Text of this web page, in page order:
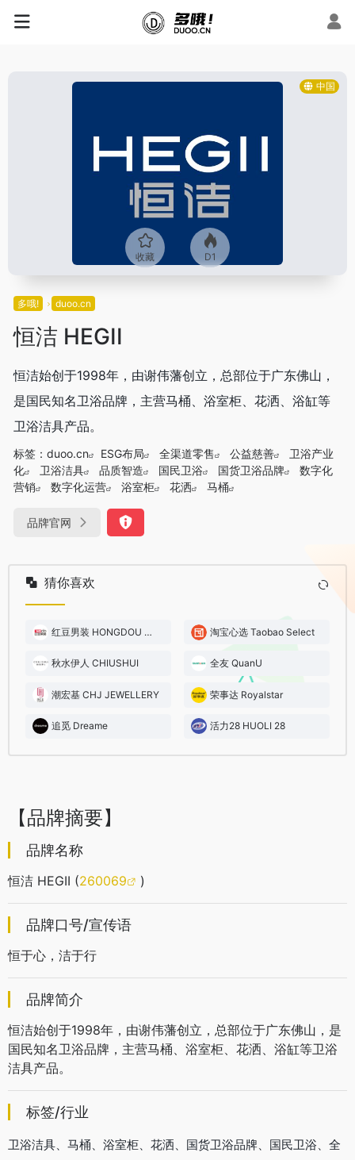
中国
收藏 D1
多哦! duoo.cn
恒洁 HEGII
恒洁始创于1998年，由谢伟藩创立，总部位于广东佛山，
是国民知名卫浴品牌，主营马桶、浴室柜、花洒、浴缸等
卫浴洁具产品。
标签： duoo.cn ESG布局 全渠道零售 公益慈善
卫浴产业
化
卫浴洁具 品质智造 国民卫浴 国货卫浴品牌
数字化
营销
数字化运营 浴室柜 花洒 马桶
品牌官网
猜你喜欢
红豆男装 HONGDOU MEN’S WEAR 淘宝心选 Taobao Select
秋水伊人 CHIUSHUI 全友 QuanU
潮宏基 CHJ JEWELLERY 荣事达 Royalstar
追觅 Dreame 活力28 HUOLI 28
【品牌摘要】
品牌名称
恒洁 HEGII (260069 )
品牌口号/宣传语
恒于心，洁于行
品牌简介
恒洁始创于1998年，由谢伟藩创立，总部位于广东佛山，是
国民知名卫浴品牌，主营马桶、浴室柜、花洒、浴缸等卫浴
洁具产品。
标签/行业
卫浴洁具、马桶、浴室柜、花洒、国货卫浴品牌、国民卫浴、全